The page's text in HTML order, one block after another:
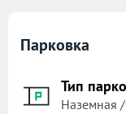
Парковка
Тип
Наземная